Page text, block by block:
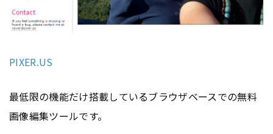
PIXER.US
最低限の機能だけ搭載しているブラウザベースでの無料
画像編集ツールです。